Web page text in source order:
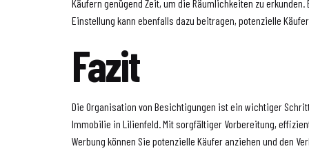
Käufern genügend Zeit, um die Räumlichkeiten zu erkunden.
Einstellung kann ebenfalls dazu beitragen, potenzielle Käufer
Fazit
Die Organisation von Besichtigungen ist ein wichtiger Schritt
Immobilie in Lilienfeld. Mit sorgfältiger Vorbereitung,
Werbung können Sie potenzielle Käufer anziehen und den